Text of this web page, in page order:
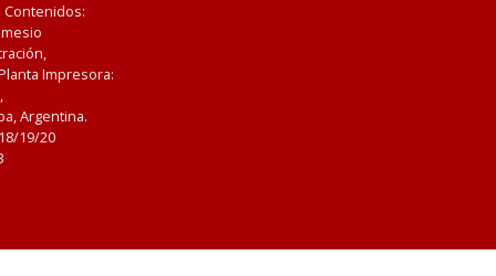
Impresora:
Argentina.
19/20